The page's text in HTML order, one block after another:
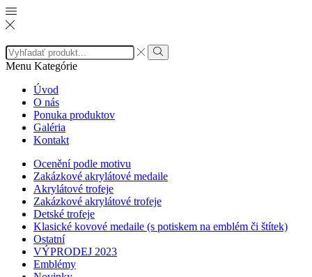
Search
input
Search
Menu Kategórie
Úvod
O nás
Ponuka produktov
Galéria
Kontakt
Ocenění podle motivu
Zakázkové akrylátové medaile
Akrylátové trofeje
Zakázkové akrylátové trofeje
Detské trofeje
Klasické kovové medaile (s potiskem na emblém či štítek)
Ostatní
VÝPRODEJ 2023
Emblémy